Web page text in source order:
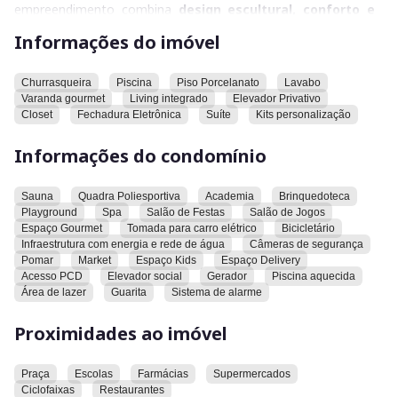
empreendimento combina design escultural, conforto e
natural da região da Capadócia, na Turquia.
Complantas amplas de 3 e 4 suítes, de150 a 200 m²
além depenthousesentre286 e 300 m²eduplex de 410
m², o projeto oferece ambientes integrados, vista livre e
interiores deNatália Veloso e paisagismo deBenedito
Abbud, criando uma perfeita harmonia entre estética
contemporânea, natureza e bem-estar.
Nas áreas comuns, o lazer em pé-direito duploimpressiona:
academia de 164 m², salão de festas panorâmico
além depiscinas integradas ao paisagismo
e pomar com áreas de relaxamento
Cada detalhe foi pensado para oferecer
Informações do imóvel
Churrasqueira Piscina Piso Porcelanato
Lavabo
Varanda gourmet
Living integrado
Elevador Privativo
Closet
Fechadura Eletrônica Suíte Kits personalização
Informações do condomínio
Sauna Quadra Poliesportiva Academia
Brinquedoteca
Playground
Spa Salão de Festas
Salão de Jogos
Espaço Gourmet
Tomada para carro elétrico
Bicicletário
Infraestrutura com energia e rede de água
Câmeras de segurança
Pomar
Market Espaço Kids
Espaço Delivery
Acesso PCD
Elevador social Gerador
Piscina aquecida
Área de lazer
Guarita Sistema de alarme
Proximidades ao imóvel
Praça Escolas Farmácias
Supermercados
Ciclofaixas
Restaurantes